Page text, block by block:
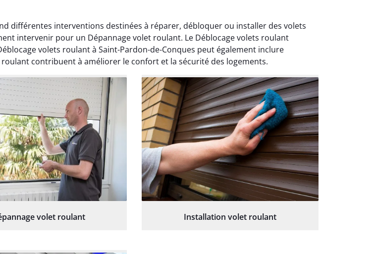
différentes interventions destinées à réparer, débloquer ou installer des volets
intervenir pour un Dépannage volet roulant. Le Déblocage volets roulant
volets roulant à Saint-Pardon-de-Conques peut également inclure
contribuent à améliorer le confort et la sécurité des logements.
volet roulant Installation volet roulant